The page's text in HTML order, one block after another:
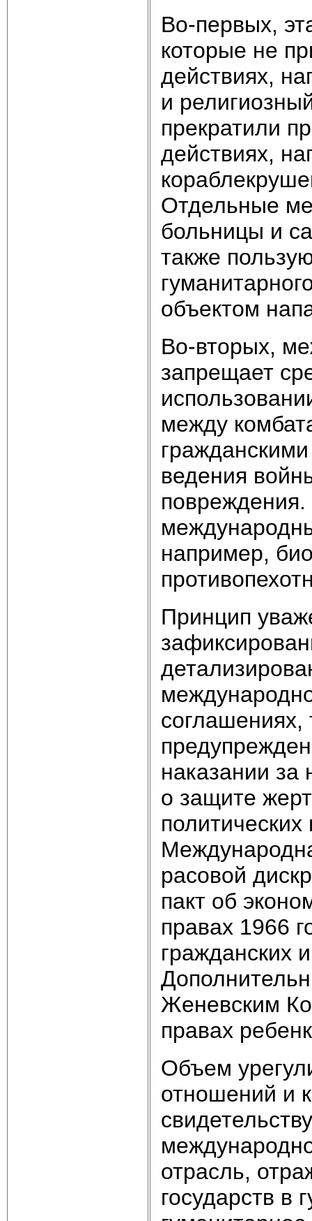
Во-первых,
которые не
действиях,
и
прекратили
действиях,
Отдельные
больницы и
также
объектом
Во-вторых,
запрещает
между
ведения
например,
Принцип
соглашениях,
наказании за
о защите
расовой
пакт об
правах 1966
гражданских
Женевским
правах
Объем
отношений и
отрасль,
государств в